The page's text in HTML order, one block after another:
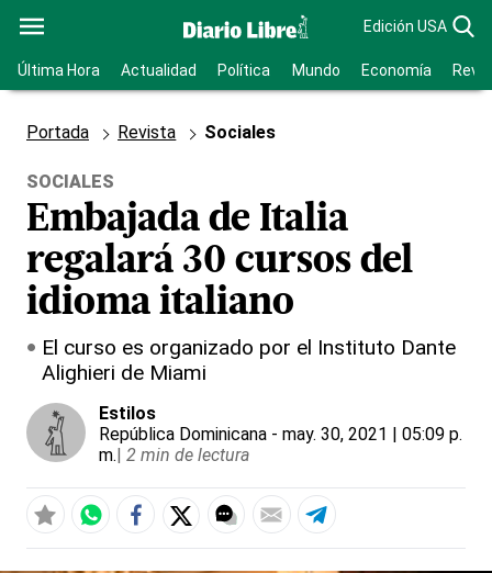
Edición USA
Última Hora Actualidad Política Mundo Economía
Portada Revista Sociales
SOCIALES
Embajada de Italia
regalará 30 cursos del
idioma italiano
El curso es organizado por el Instituto Dante
Alighieri de Miami
Estilos
República Dominicana - may. 30, 2021 | 05:09 p.
m.| 2 min de lectura